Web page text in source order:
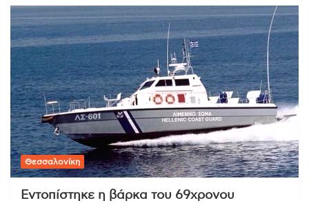
Θεσσαλονίκη
Εντοπίστηκε η βάρκα του 69χρονου